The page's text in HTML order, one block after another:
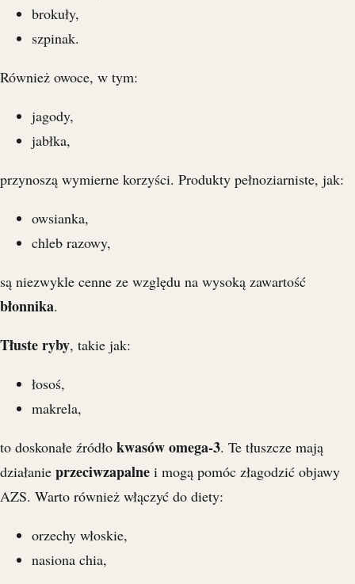
brokuły,
szpinak.
Również owoce, w tym:
jagody,
jabłka,
przynoszą wymierne korzyści. Produkty pełnoziarniste, jak:
owsianka,
chleb razowy,
są niezwykle cenne ze względu na wysoką zawartość
błonnika.
Tłuste ryby, takie jak:
łosoś,
makrela,
to doskonałe źródło kwasów omega-3. Te tłuszcze mają
działanie przeciwzapalne i mogą pomóc złagodzić objawy
AZS. Warto również włączyć do diety:
orzechy włoskie,
nasiona chia,